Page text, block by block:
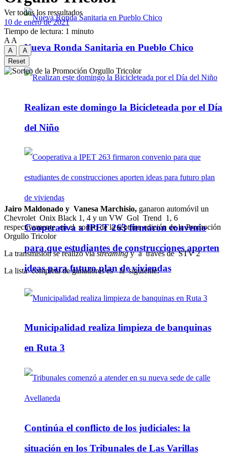
Nueva Ronda Sanitaria en Pueblo Chico
Realizan este domingo la Bicicleteada por el Día
del Niño
Cooperativa a IPET 263 firmaron convenio
para que estudiantes de construcciones aporten
ideas para futuro plan de viviendas
Municipalidad realiza limpieza de banquinas
en Ruta 3
Continúa el conflicto de los judiciales: la
situación en los Tribunales de Las Varillas
Ver todos los ressultados
10 de enero de 2021
Tiempo de lectura: 1 minuto
A A
A
A
Reset
Jairo Maldonado y Vanesa Marchisio, ganaron automóvil un
Chevrolet Onix Black 1, 4 y un VW Gol Trend 1, 6
respectivamente en el sorteo de la séptima edición de la Promoción
Orgullo Tricolor
La transmisión se realizó víastreamingy a través de STV 2
La lista completa de ganadores es la siguiente: